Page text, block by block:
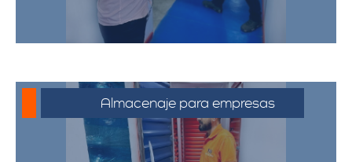
Almacenaje para empresas
Soluciones de almacenamiento
empresarial que incluyen espacio para